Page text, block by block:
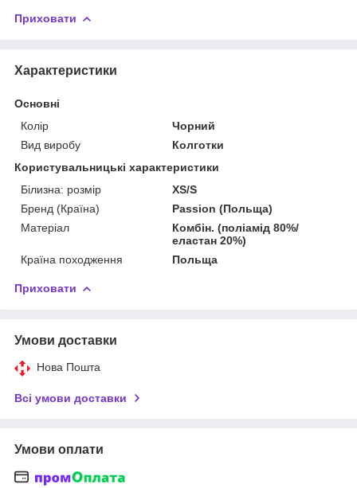
Приховати
Характеристики
Основні
Колір
Чорний
Вид виробу
Колготки
Користувальницькі характеристики
Білизна: розмір
XS/S
Бренд (Країна)
Passion (Польща)
Матеріал
Комбін. (поліамід 80%/
еластан 20%)
Країна походження
Польща
Приховати
Умови доставки
Нова Пошта
Всі умови доставки
Умови оплати